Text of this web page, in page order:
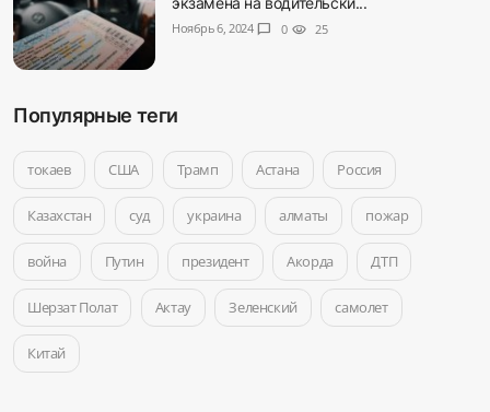
Ноябрь 6, 2024 chat_bubble 0 visibility 25
Популярные теги
токаев США Трамп Астана Россия
Казахстан суд украина алматы пожар
война Путин президент Акорда ДТП
Шерзат Полат Актау Зеленский самолет
Китай